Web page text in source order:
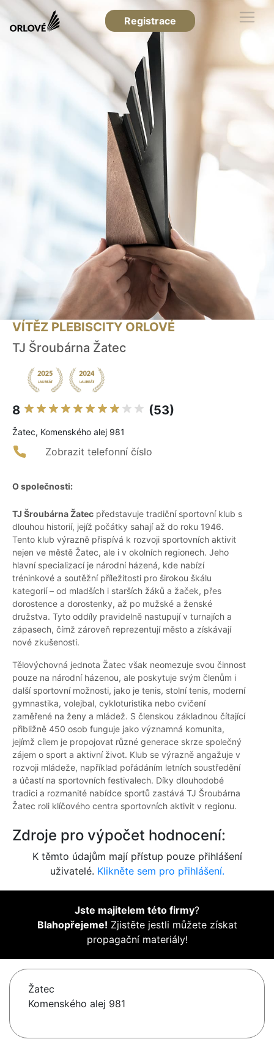
Registrace
VÍTĚZ PLEBISCITY ORLOVÉ
TJ Šroubárna Žatec
8 (53)
Žatec, Komenského alej 981
Zobrazit telefonní číslo
O společnosti:
TJ Šroubárna Žatec představuje tradiční sportovní klub s
dlouhou historií, jejíž počátky sahají až do roku 1946.
Tento klub výrazně přispívá k rozvoji sportovních aktivit
nejen ve městě Žatec, ale i v okolních regionech. Jeho
hlavní specializací je národní házená, kde nabízí
tréninkové a soutěžní příležitosti pro širokou škálu
kategorií – od mladších i starších žáků a žaček, přes
dorostence a dorostenky, až po mužské a ženské
družstva. Tyto oddíly pravidelně nastupují v turnajích a
zápasech, čímž zároveň reprezentují město a získávají
nové zkušenosti.
Tělovýchovná jednota Žatec však neomezuje svou činnost
pouze na národní házenou, ale poskytuje svým členům i
další sportovní možnosti, jako je tenis, stolní tenis, moderní
gymnastika, volejbal, cykloturistika nebo cvičení
zaměřené na ženy a mládež. S členskou základnou čítající
přibližně 450 osob funguje jako významná komunita,
jejímž cílem je propojovat různé generace skrze společný
zájem o sport a aktivní život. Klub se výrazně angažuje v
rozvoji mládeže, například pořádáním letních soustředění
a účastí na sportovních festivalech. Díky dlouhodobé
tradici a rozmanité nabídce sportů zastává TJ Šroubárna
Žatec roli klíčového centra sportovních aktivit v regionu.
Zdroje pro výpočet hodnocení:
K těmto údajům mají přístup pouze přihlášení
uživatelé. Klikněte sem pro přihlášení.
Jste majitelem této firmy?
Blahopřejeme! Zjistěte jestli můžete získat
propagační materiály!
Žatec
Komenského alej 981